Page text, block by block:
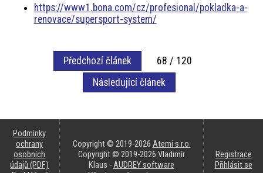
https://www1.bona.com/cz/profesional/pokladka-a-
renovace/supersport-system/
Předchozí článek
68 / 120
Následující článek
Podmínky
ochrany
osobních
údajů (PDF)
Copyright © 2019-2026 Atemi s.r.o.
Copyright © 2019-2026 Vladimír
Klaus -AUDREY software
Registrace
Přihlásit se